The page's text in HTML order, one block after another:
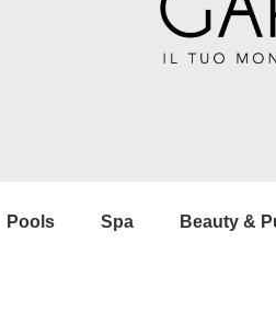
Pools Spa Beauty &